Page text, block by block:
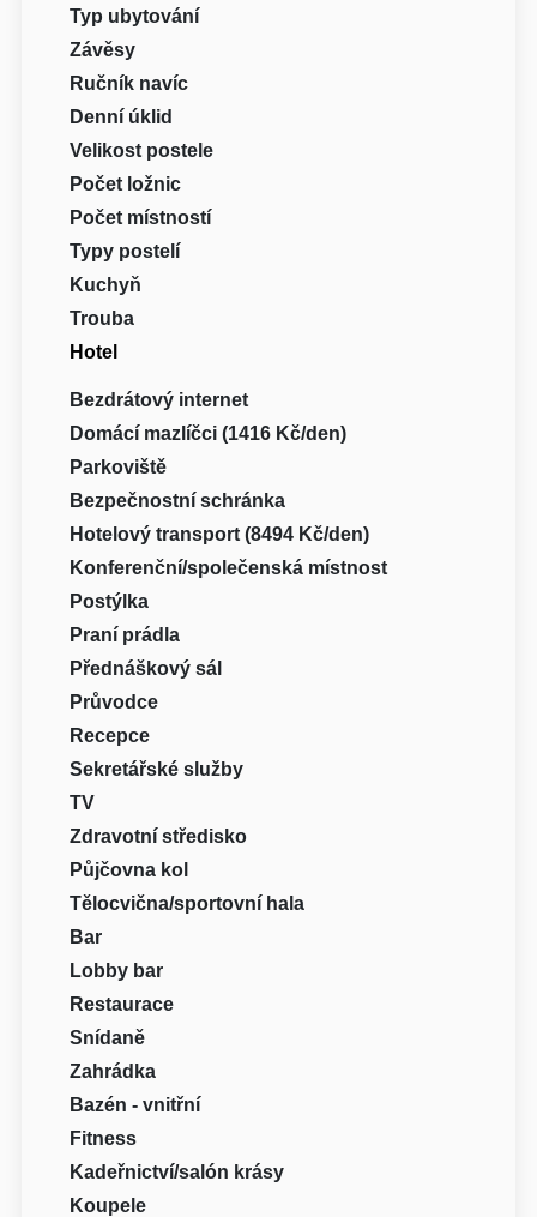
Typ ubytování
Závěsy
Ručník navíc
Denní úklid
Velikost postele
Počet ložnic
Počet místností
Typy postelí
Kuchyň
Trouba
Hotel
Bezdrátový internet
Domácí mazlíčci (1416 Kč/den)
Parkoviště
Bezpečnostní schránka
Hotelový transport (8494 Kč/den)
Konferenční/společenská místnost
Postýlka
Praní prádla
Přednáškový sál
Průvodce
Recepce
Sekretářské služby
TV
Zdravotní středisko
Půjčovna kol
Tělocvična/sportovní hala
Bar
Lobby bar
Restaurace
Snídaně
Zahrádka
Bazén - vnitřní
Fitness
Kadeřnictví/salón krásy
Koupele